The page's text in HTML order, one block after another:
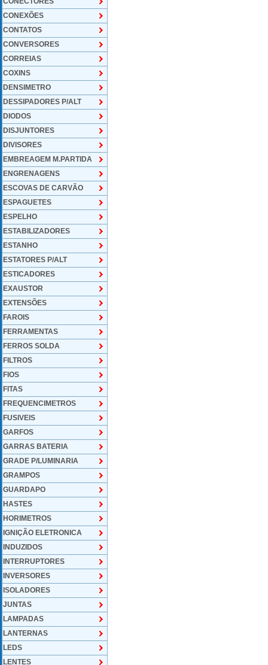
CONEXÕES
CONTATOS
CONVERSORES
CORREIAS
COXINS
DENSIMETRO
DESSIPADORES P/ALT
DIODOS
DISJUNTORES
DIVISORES
EMBREAGEM M.PARTIDA
ENGRENAGENS
ESCOVAS DE CARVÃO
ESPAGUETES
ESPELHO
ESTABILIZADORES
ESTANHO
ESTATORES P/ALT
ESTICADORES
EXAUSTOR
EXTENSÕES
FAROIS
FERRAMENTAS
FERROS SOLDA
FILTROS
FIOS
FITAS
FREQUENCIMETROS
FUSIVEIS
GARFOS
GARRAS BATERIA
GRADE P/LUMINARIA
GRAMPOS
GUARDAPO
HASTES
HORIMETROS
IGNIÇÃO ELETRONICA
INDUZIDOS
INTERRUPTORES
INVERSORES
ISOLADORES
JUNTAS
LAMPADAS
LANTERNAS
LEDS
LENTES